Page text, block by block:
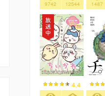
9742 12544 1487
4.4